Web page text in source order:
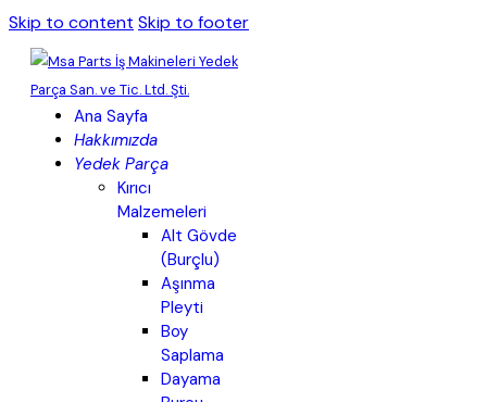
Skip to content Skip to footer
Ana Sayfa
Hakkımızda
Yedek Parça
Kırıcı
Malzemeleri
Alt Gövde
(Burçlu)
Aşınma
Pleyti
Boy
Saplama
Dayama